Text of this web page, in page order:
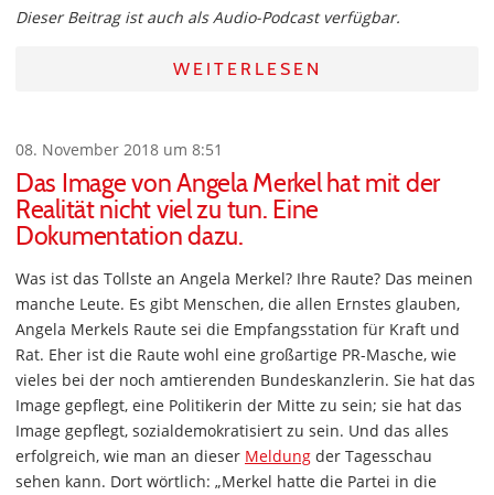
Dieser Beitrag ist auch als Audio-Podcast verfügbar.
WEITERLESEN
08. November 2018 um 8:51
Das Image von Angela Merkel hat mit der
Realität nicht viel zu tun. Eine
Dokumentation dazu.
Was ist das Tollste an Angela Merkel? Ihre Raute? Das meinen
manche Leute. Es gibt Menschen, die allen Ernstes glauben,
Angela Merkels Raute sei die Empfangsstation für Kraft und
Rat. Eher ist die Raute wohl eine großartige PR-Masche, wie
vieles bei der noch amtierenden Bundeskanzlerin. Sie hat das
Image gepflegt, eine Politikerin der Mitte zu sein; sie hat das
Image gepflegt, sozialdemokratisiert zu sein. Und das alles
erfolgreich, wie man an dieser Meldung der Tagesschau
sehen kann. Dort wörtlich: „Merkel hatte die Partei in die